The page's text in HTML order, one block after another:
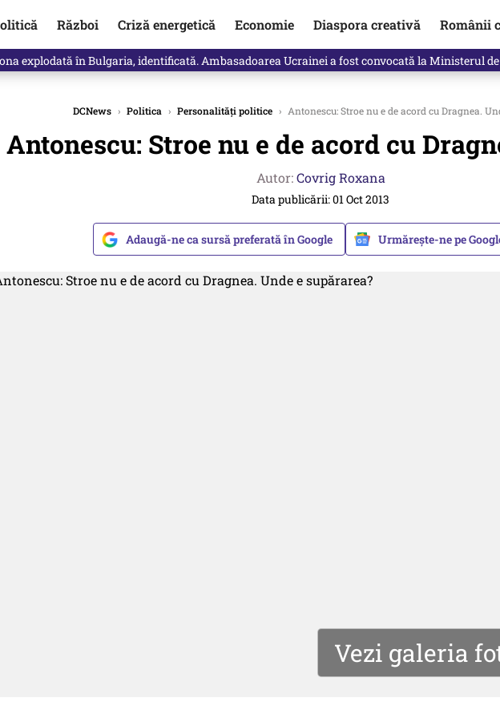
Război Criză energetică Economie Diaspora creativă Românii
explodată în Bulgaria, identificată. Ambasadoarea Ucrainei a fost convocată la Ministerul
DCNews › Politica › Personalități politice › Antonescu: Stroe nu e de acord cu Dragnea.
Antonescu: Stroe nu e de acord cu
Autor:Covrig Roxana
Data publicării: 01 Oct 2013
Adaugă-ne ca sursă preferată în Google Urmărește-ne pe
Vezi galeria